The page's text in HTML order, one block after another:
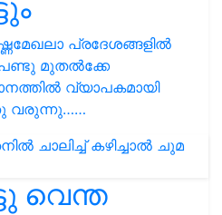
പ്രദേശങ്ങളിൽ
മുതൽക്കേ
വ്യാപകമായി
വരുന്നു……
വെന്ത